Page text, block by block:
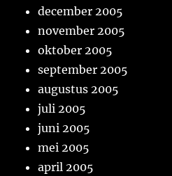
december 2005
november 2005
oktober 2005
september 2005
augustus 2005
juli 2005
juni 2005
mei 2005
april 2005